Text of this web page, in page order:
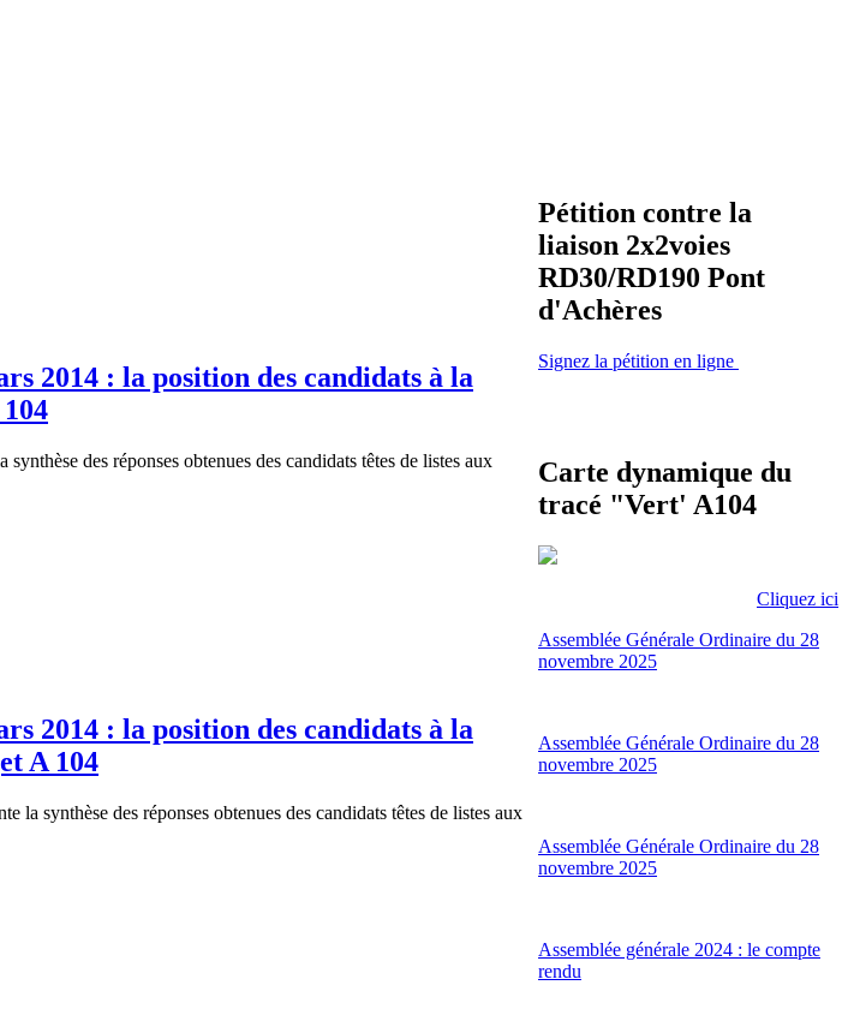
2014 : la position des candidats à la
des réponses obtenues des candidats têtes de listes aux
2014 : la position des candidats à la
A 104
synthèse des réponses obtenues des candidats têtes de listes aux
Pétition contre la
liaison 2x2voies
RD30/RD190 Pont
d'Achères
Signez la pétition en ligne
Carte dynamique du
tracé "Vert' A104
Cliquez ici
Assemblée Générale Ordinaire du 28
novembre 2025
Assemblée Générale Ordinaire du 28
novembre 2025
Assemblée Générale Ordinaire du 28
novembre 2025
Assemblée générale 2024 : le compte
rendu